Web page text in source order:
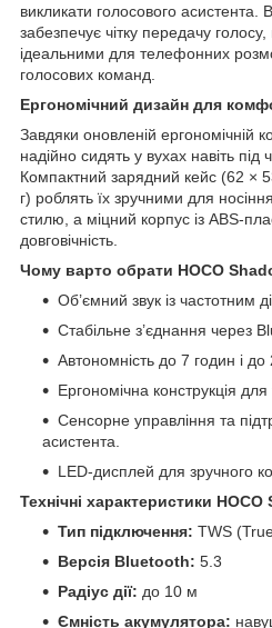
викликати голосового
забезпечує чітку передачу
ідеальними для телефонних
голосових команд.
Ергономічний дизайн для
Завдяки оновленій ергономічній
надійно сидять у вухах навіть під
Компактний зарядний кейс (62 ×
г) роблять їх зручними для
стилю, а міцний корпус із ABS-
довговічність.
Чому варто обрати HOCO
Об’ємний звук із частотним
Стабільне з’єднання через
Автономність до 7 годин і до
Ергономічна конструкція
Сенсорне управління та
асистента.
LED-дисплей для зручного
Технічні характеристики
Тип підключення: TWS
Версія Bluetooth: 5.3
Радіус дії: до 10 м
Ємність акумулятора: